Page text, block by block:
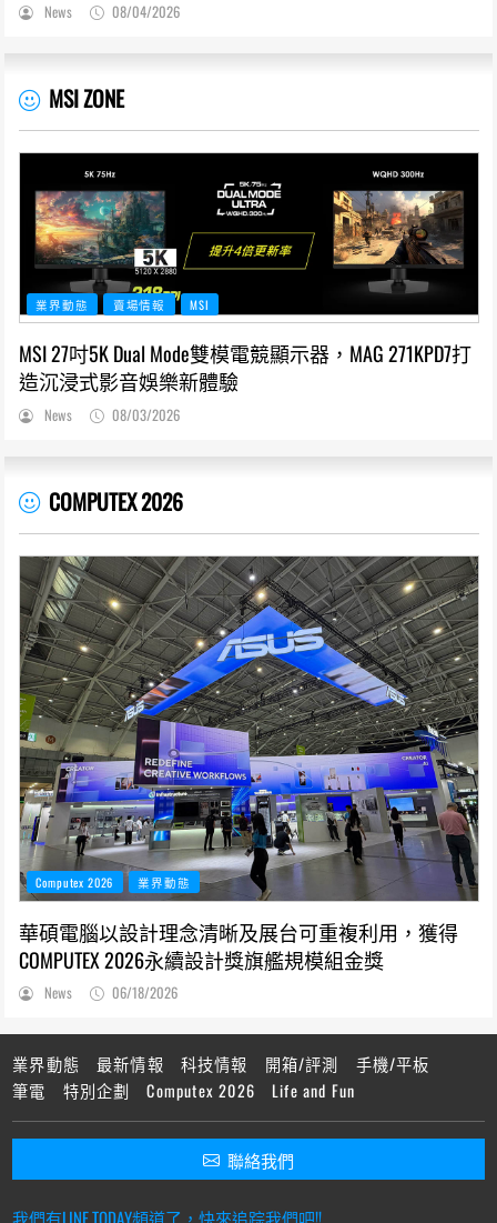
News 08/04/2026
MSI ZONE
業界動態 賣場情報 MSI
MSI 27吋5K Dual Mode雙模電競顯示器，MAG 271KPD7打
造沉浸式影音娛樂新體驗
News 08/03/2026
COMPUTEX 2026
Computex 2026 業界動態
華碩電腦以設計理念清晰及展台可重複利用，獲得
COMPUTEX 2026永續設計獎旗艦規模組金獎
News 06/18/2026
業界動態 最新情報 科技情報 開箱/評測
手機/平板
筆電
特別企劃 Computex 2026 Life and Fun
聯絡我們
我們有LINE TODAY頻道了，快來追踪我們吧!!